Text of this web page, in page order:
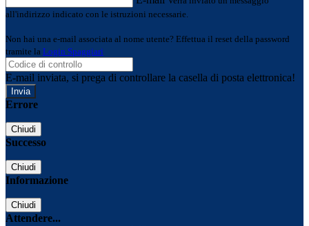
all'indirizzo indicato con le istruzioni necessarie.
Non hai una e-mail associata al nome utente? Effettua il reset della password
tramite la Login Spaggiari
E-mail inviata, si prega di controllare la casella di posta elettronica!
Errore
Chiudi
Successo
Chiudi
Informazione
Chiudi
Attendere...